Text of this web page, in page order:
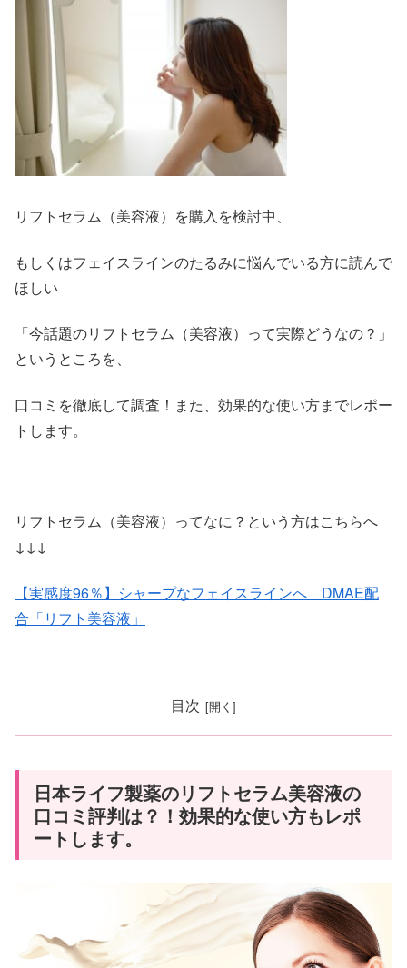
リフトセラム（美容液）を購入を検討中、
もしくはフェイスラインのたるみに悩んでいる方に読んで
ほしい
「今話題のリフトセラム（美容液）って実際どうなの？」
というところを、
口コミを徹底して調査！また、効果的な使い方までレポー
トします。
リフトセラム（美容液）ってなに？という方はこちらへ
↓↓↓
【実感度96％】シャープなフェイスラインへ DMAE配
合「リフト美容液」
目次
日本ライフ製薬のリフトセラム美容液の
口コミ評判は？！効果的な使い方もレポ
ートします。